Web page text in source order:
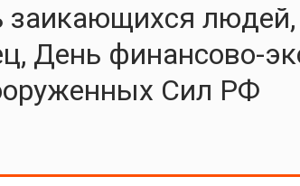
заикающихся людей,
День финансово-
Сил РФ